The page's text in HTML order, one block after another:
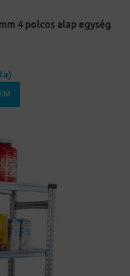
4 polcos alap egység